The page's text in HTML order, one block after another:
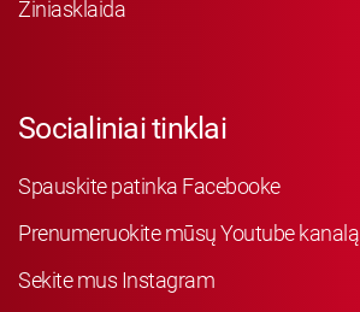
Žiniasklaida
Socialiniai tinklai
Spauskite patinka Facebooke
Prenumeruokite mūsų Youtube kanalą
Sekite mus Instagram